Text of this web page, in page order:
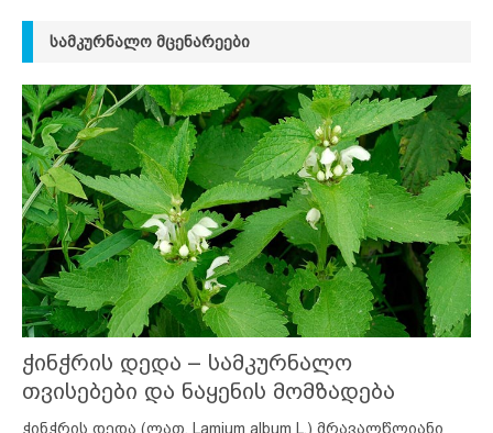
ᲡᲐᲛᲙᲣᲠᲜᲐᲚᲝ ᲛᲪᲔᲜᲐᲠᲔᲔᲑᲘ
ჭინჭრის დედა – სამკურნალო
თვისებები და ნაყენის მომზადება
ჭინჭრის დედა (ლათ. Lamium album L.) მრავალწლიანი